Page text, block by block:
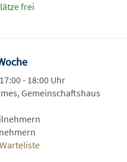
frei
- 18:00 Uhr
Gemeinschaftshaus